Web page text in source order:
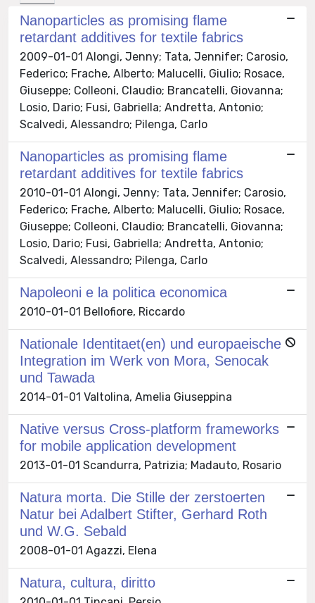
Nanoparticles as promising flame
retardant additives for textile fabrics
2009-01-01 Alongi, Jenny; Tata, Jennifer; Carosio,
Federico; Frache, Alberto; Malucelli, Giulio; Rosace,
Giuseppe; Colleoni, Claudio; Brancatelli, Giovanna;
Losio, Dario; Fusi, Gabriella; Andretta, Antonio;
Scalvedi, Alessandro; Pilenga, Carlo
Nanoparticles as promising flame
retardant additives for textile fabrics
2010-01-01 Alongi, Jenny; Tata, Jennifer; Carosio,
Federico; Frache, Alberto; Malucelli, Giulio; Rosace,
Giuseppe; Colleoni, Claudio; Brancatelli, Giovanna;
Losio, Dario; Fusi, Gabriella; Andretta, Antonio;
Scalvedi, Alessandro; Pilenga, Carlo
Napoleoni e la politica economica
2010-01-01 Bellofiore, Riccardo
Nationale Identitaet(en) und europaeische
Integration im Werk von Mora, Senocak
und Tawada
2014-01-01 Valtolina, Amelia Giuseppina
Native versus Cross-platform frameworks
for mobile application development
2013-01-01 Scandurra, Patrizia; Madauto, Rosario
Natura morta. Die Stille der zerstoerten
Natur bei Adalbert Stifter, Gerhard Roth
und W.G. Sebald
2008-01-01 Agazzi, Elena
Natura, cultura, diritto